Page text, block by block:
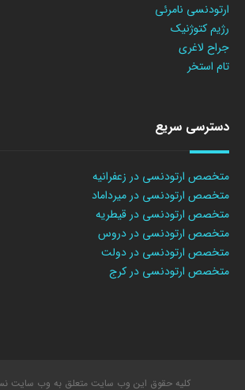
ارتودنسی نامرئی
رژیم کتوژنیک
جراح لاغری
تام استخر
دسترسی سریع
متخصص ارتودنسی در زعفرانیه
متخصص ارتودنسی در میرداماد
متخصص ارتودنسی در قیطریه
متخصص ارتودنسی در دروس
متخصص ارتودنسی در دولت
متخصص ارتودنسی در کرج
کلیه حقوق این وب سایت متعلق به وب سایت